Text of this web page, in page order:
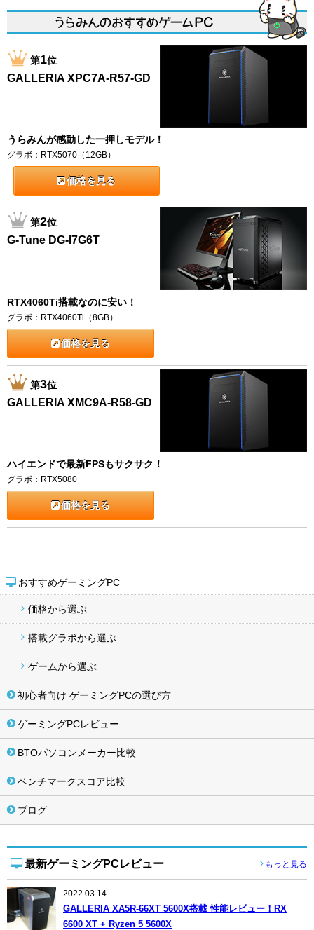
おすすめゲーミングPC
価格から選ぶ
搭載グラボから選ぶ
ゲームから選ぶ
初心者向け ゲーミングPCの選び方
ゲーミングPCレビュー
BTOパソコンメーカー比較
ベンチマークスコア比較
ブログ
最新ゲーミングPCレビュー もっと見る
2022.03.14
GALLERIA XA5R-66XT 5600X搭載 性能レビュー！RX
6600 XT + Ryzen 5 5600X
第1位
GALLERIA XPC7A-R57-GD
うらみんが感動した一押しモデル！
グラボ：RTX5070（12GB）
価格を見る
第2位
G-Tune DG-I7G6T
RTX4060Ti搭載なのに安い！
グラボ：RTX4060Ti（8GB）
価格を見る
第3位
GALLERIA XMC9A-R58-GD
ハイエンドで最新FPSもサクサク！
グラボ：RTX5080
価格を見る